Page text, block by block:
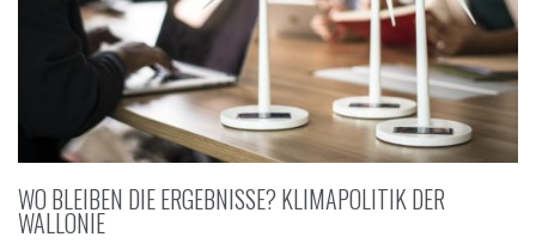
WO BLEIBEN DIE ERGEBNISSE? KLIMAPOLITIK DER
WALLONIE